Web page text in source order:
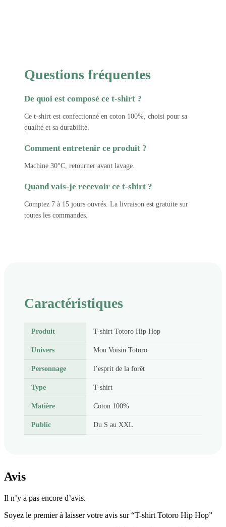
Questions fréquentes
De quoi est composé ce t-shirt ?
Ce t-shirt est confectionné en coton 100%, choisi pour sa
qualité et sa durabilité.
Comment entretenir ce produit ?
Machine 30°C, retourner avant lavage.
Quand vais-je recevoir ce t-shirt ?
Comptez 7 à 15 jours ouvrés. La livraison est gratuite sur
toutes les commandes.
Caractéristiques
Produit T-shirt Totoro Hip Hop
Univers Mon Voisin Totoro
Personnage l’esprit de la forêt
Type T-shirt
Matière Coton 100%
Public Du S au XXL
Avis
Il n’y a pas encore d’avis.
Soyez le premier à laisser votre avis sur “T-shirt Totoro Hip Hop”